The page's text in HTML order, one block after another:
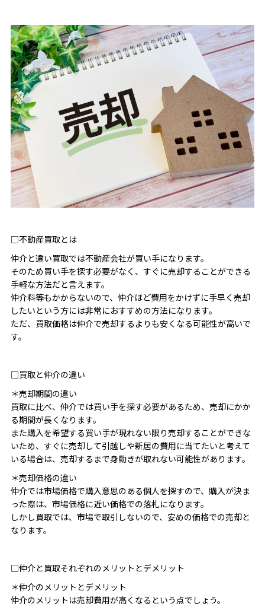
□不動産買取とは
仲介と違い買取では不動産会社が買い手になります。
そのため買い手を探す必要がなく、すぐに売却することができる
手軽な方法だと言えます。
仲介料等もかからないので、仲介ほど費用をかけずに手早く売却
したいという方には非常におすすめの方法になります。
ただ、買取価格は仲介で売却するよりも安くなる可能性が高いで
す。
□買取と仲介の違い
＊売却期間の違い
買取に比べ、仲介では買い手を探す必要があるため、売却にかか
る期間が長くなります。
また購入を希望する買い手が現れない限り売却することができな
いため、すぐに売却して引越しや新居の費用に当てたいと考えて
いる場合は、売却するまで身動きが取れない可能性があります。
＊売却価格の違い
仲介では市場価格で購入意思のある個人を探すので、購入が決ま
った際は、市場価格に近い価格での落札になります。
しかし買取では、市場で取引しないので、安めの価格での売却と
なります。
□仲介と買取それぞれのメリットとデメリット
＊仲介のメリットとデメリット
仲介のメリットは売却費用が高くなるという点でしょう。